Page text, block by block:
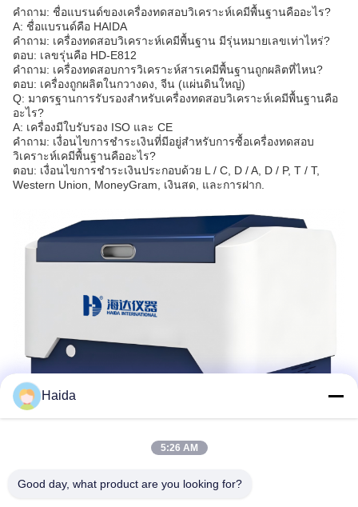
คําถาม: ชื่อแบรนด์ของเครื่องทดสอบวิเคราะห์เคมีพื้นฐานคืออะไร?
A: ชื่อแบรนด์คือ HAIDA
คําถาม: เครื่องทดสอบวิเคราะห์เคมีพื้นฐาน มีรุ่นหมายเลขเท่าไหร่?
ตอบ: เลขรุ่นคือ HD-E812
คําถาม: เครื่องทดสอบการวิเคราะห์สารเคมีพื้นฐานถูกผลิตที่ไหน?
ตอบ: เครื่องถูกผลิตในกวางดง, จีน (แผ่นดินใหญ่)
Q: มาตรฐานการรับรองสําหรับเครื่องทดสอบวิเคราะห์เคมีพื้นฐานคือ
อะไร?
A: เครื่องมีใบรับรอง ISO และ CE
คําถาม: เงื่อนไขการชําระเงินที่มีอยู่สําหรับการซื้อเครื่องทดสอบ
วิเคราะห์เคมีพื้นฐานคืออะไร?
ตอบ: เงื่อนไขการชําระเงินประกอบด้วย L / C, D / A, D / P, T / T,
Western Union, MoneyGram, เงินสด, และการฝาก.
Haida
5:26 AM
Good day, what product are you looking for?